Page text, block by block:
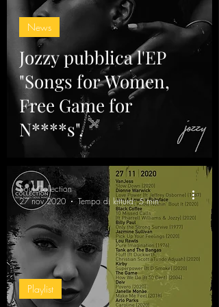
Jozzy pubblica l'EP
"Songs for Women,
Free Game for
N****s".
News
Playlist
Soul Collection
27 nov 2020
Tempo di lettura: 5 min